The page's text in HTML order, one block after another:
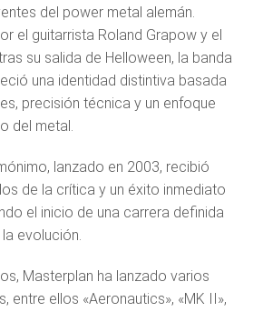
del power metal alemán.
el guitarrista Roland Grapow y el
su salida de Helloween, la banda
una identidad distintiva basada
precisión técnica y un enfoque
del metal.
lanzado en 2003, recibió
de la crítica y un éxito inmediato
el inicio de una carrera definida
evolución.
Masterplan ha lanzado varios
entre ellos «Aeronautics», «MK II»,